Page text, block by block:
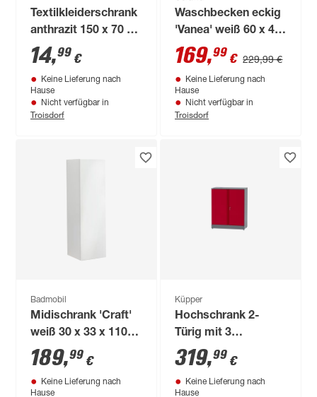
Textilkleiderschrank
anthrazit 150 x 70 x
45 cm
14,99 €
Keine Lieferung nach
Hause
Nicht verfügbar in
Troisdorf
Waschbecken eckig
'Vanea' weiß 60 x 48
x 46 cm
169,99 € 229,99 €
Keine Lieferung nach
Hause
Nicht verfügbar in
Troisdorf
Badmobil
Midischrank 'Craft'
weiß 30 x 33 x 110
cm
189,99 €
Keine Lieferung nach
Hause
Küpper
Hochschrank 2-
Türig mit 3
Fachböden
dunkelrot 91 x 110 x
45 cm
319,99 €
Keine Lieferung nach
Hause